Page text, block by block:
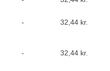
- 32,44 kr.
- 32,44 kr.